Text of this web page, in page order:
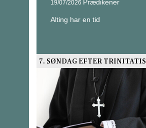
19/07/2026 Prædikener
Alting har en tid
7. SØNDAG EFTER TRINITATIS